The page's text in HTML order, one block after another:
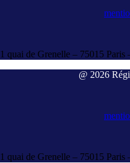
1 quai de Grenelle – 75015
@ 2026
1 quai de Grenelle – 75015